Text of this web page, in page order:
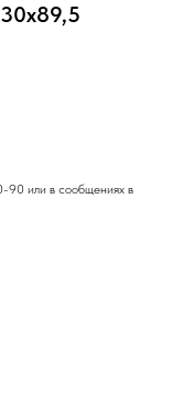
90 или в сообщениях в